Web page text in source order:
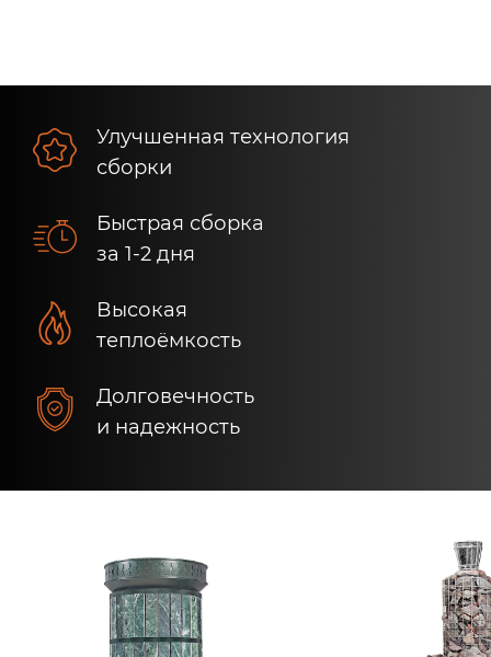
Улучшенная технология
сборки
Быстрая сборка
за 1-2 дня
Высокая
теплоёмкость
Долговечность
и надежность